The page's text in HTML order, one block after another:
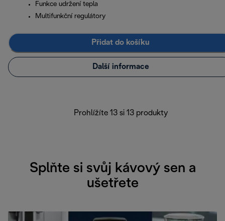
Funkce udržení tepla
Multifunkční regulátory
Přidat do košíku
Další informace
Prohlížíte 13 si 13 produkty
Splňte si svůj kávový sen a
ušetřete